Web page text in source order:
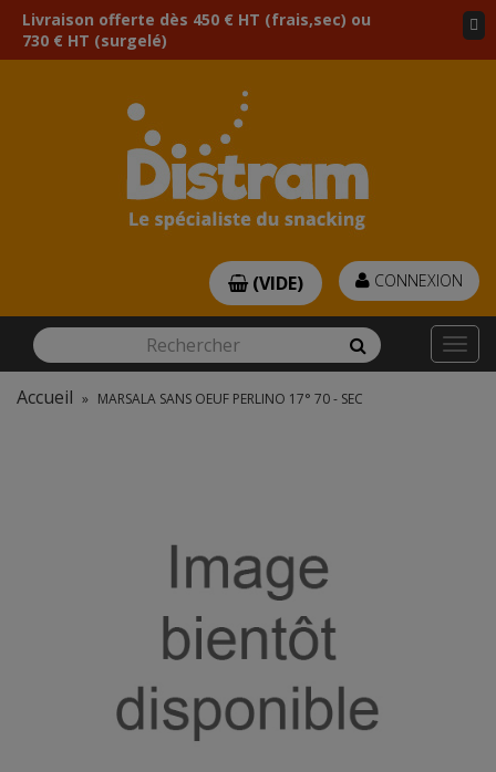
Livraison offerte dès 450 € HT (frais,sec) ou
730 € HT (surgelé)
Rechercher Rechercher
CONNEXION
(VIDE)
Accueil » MARSALA SANS OEUF PERLINO 17° 70 - SEC